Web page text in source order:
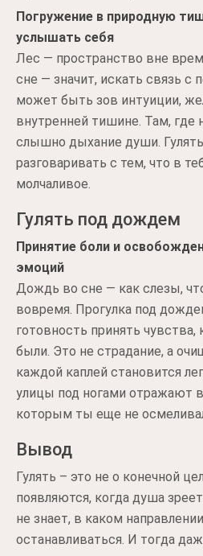
Погружение в природную
услышать себя
Лес — пространство вне
сне — значит, искать связь с
может быть зов интуиции,
внутренней тишине. Там, где
слышно дыхание души.
разговаривать с тем, что в
молчаливое.
Гулять под дождем
Принятие боли и
эмоций
Дождь во сне — как слезы,
вовремя. Прогулка под
готовность принять
были. Это не страдание, а
каждой каплей становится
улицы под ногами отражают
которым ты еще не
Вывод
Гулять – это не о конечной
появляются, когда душа
не знает, в каком
останавливаться. И тогда